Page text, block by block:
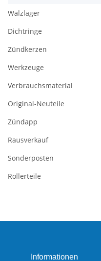
Wälzlager
Dichtringe
Zündkerzen
Werkzeuge
Verbrauchsmaterial
Original-Neuteile
Zündapp
Rausverkauf
Sonderposten
Rollerteile
Informationen